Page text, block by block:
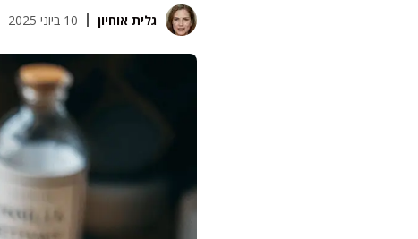
גלית אוחיון 10 ביוני 2025